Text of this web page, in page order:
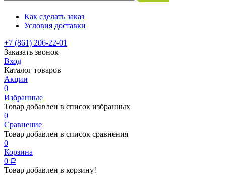
Как сделать заказ
Условия доставки
+7 (861) 206-22-01
Заказать звонок
Вход
Каталог товаров
Акции
0
Избранные
Товар добавлен в список избранных
0
Сравнение
Товар добавлен в список сравнения
0
Корзина
0 Р
Товар добавлен в корзину!